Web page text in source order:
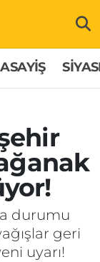
ASAYİŞ
durumu
geri
uyarı!